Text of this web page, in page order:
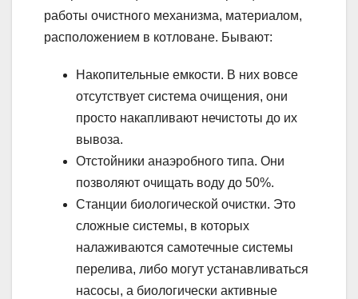
работы очистного механизма, материалом,
расположением в котловане. Бывают:
Накопительные емкости. В них вовсе
отсутствует система очищения, они
просто накапливают нечистоты до их
вывоза.
Отстойники анаэробного типа. Они
позволяют очищать воду до 50%.
Станции биологической очистки. Это
сложные системы, в которых
налаживаются самотечные системы
перелива, либо могут устанавливаться
насосы, а биологически активные